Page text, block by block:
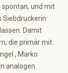
spontan, und mit
Siebdruckerin
Damit
die primär mit
, Marko
analogen